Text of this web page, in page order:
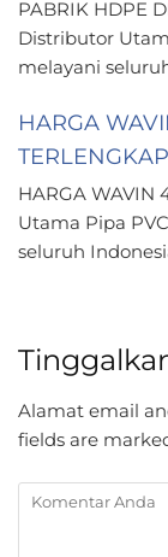
PABRIK HDPE
Distributor
melayani
HARGA
TERLENGKAP
HARGA
Utama Pipa
seluruh
Alamat email
fields are